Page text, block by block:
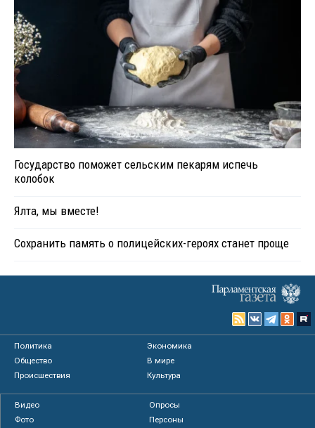
Государство поможет сельским пекарям испечь
колобок
Ялта, мы вместе!
Сохранить память о полицейских-героях станет проще
Политика
Экономика
Общество
В мире
Происшествия
Культура
Видео
Опросы
Фото
Персоны